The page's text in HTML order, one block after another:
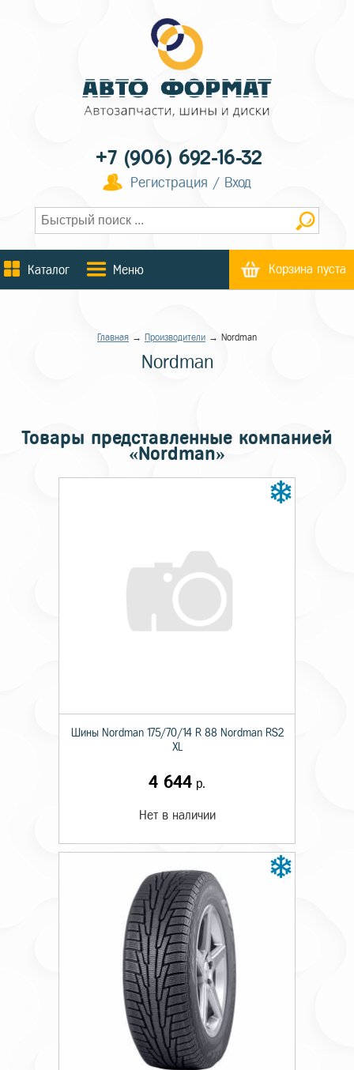
+7 (906) 692-16-32
Регистрация / Вход
Каталог Меню Корзина пуста
Главная → Производители → Nordman
Nordman
Товары представленные компанией
«Nordman»
Шины Nordman 175/70/14 R 88 Nordman RS2
XL
4 644 р.
Нет в наличии